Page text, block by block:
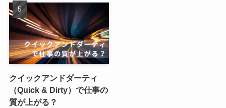
クイックアンドダーティ
（Quick & Dirty）で仕事の
質が上がる？